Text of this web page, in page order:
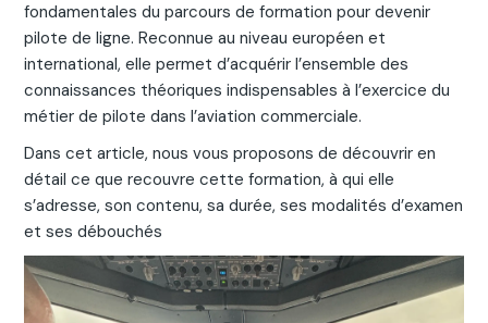
fondamentales du parcours de formation pour devenir
pilote de ligne. Reconnue au niveau européen et
international, elle permet d’acquérir l’ensemble des
connaissances théoriques indispensables à l’exercice du
métier de pilote dans l’aviation commerciale.
Dans cet article, nous vous proposons de découvrir en
détail ce que recouvre cette formation, à qui elle
s’adresse, son contenu, sa durée, ses modalités d’examen
et ses débouchés